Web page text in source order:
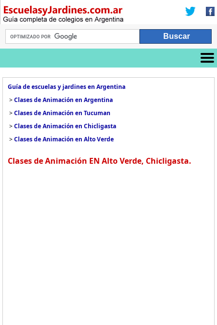
Guía de escuelas y jardines en Argentina
>Clases de Animación en Argentina
>Clases de Animación en Tucuman
>Clases de Animación en Chicligasta
>Clases de Animación en Alto Verde
Clases de Animación EN Alto Verde, Chicligasta.